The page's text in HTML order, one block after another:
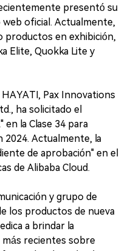
presentó su
web oficial. Actualmente,
productos en exhibición,
Elite, Quokka Lite y
HAYATI, Pax Innovations
ha solicitado el
en la Clase 34 para
2024. Actualmente, la
de aprobación" en el
de Alibaba Cloud.
y grupo de
los productos de nueva
a brindar la
recientes sobre